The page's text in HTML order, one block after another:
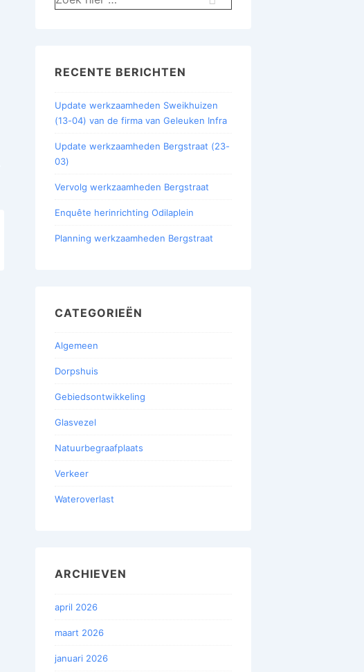
naar:
RECENTE BERICHTEN
Update werkzaamheden Sweikhuizen
(13-04) van de firma van Geleuken Infra
Update werkzaamheden Bergstraat (23-
03)
Vervolg werkzaamheden Bergstraat
Enquête herinrichting Odilaplein
Planning werkzaamheden Bergstraat
CATEGORIEËN
Algemeen
Dorpshuis
Gebiedsontwikkeling
Glasvezel
Natuurbegraafplaats
Verkeer
Wateroverlast
ARCHIEVEN
april 2026
maart 2026
januari 2026